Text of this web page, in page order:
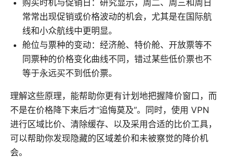
购买时机与促销日：研究显示，周二、周三和周日
常常出现促销或价格波动的机会，尤其是在国际航
线和小众航线中更明显。
舱位与票种的变动：经济舱、特价舱、开放票等不
同票种的价格变化曲线不同，错过某些低价票也不
等于永远买不到低价票。
理解这些原理，能帮助你更有计划地把握降价窗口，而
不是在价格降下来后才“追悔莫及”。同时，使用 VPN
进行区域比价、清除缓存、以及采用合适的比价工具，
可以帮助你发现隐藏的区域差价和未被察觉的降价机
会。